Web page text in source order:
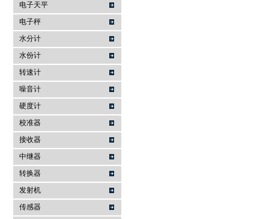
电子天平
电子秤
水分计
水份计
转速计
噪音计
硬度计
校准器
接收器
中继器
转换器
发射机
传感器